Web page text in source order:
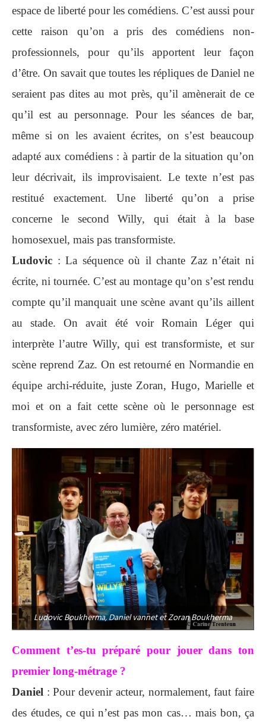
espace de liberté pour les comédiens. C’est aussi pour
cette raison qu’on a pris des comédiens non-
professionnels, pour qu’ils apportent leur façon
d’être. On savait que toutes les répliques de Daniel ne
seraient pas dites au mot près, qu’il amènerait de ce
qu’il est au personnage. Pour les séances de bar,
même si on les avaient écrites, on s’est beaucoup
adapté aux comédiens : à partir de la situation qu’on
leur décrivait, ils improvisaient. Le texte n’est pas
restitué exactement. Une liberté qu’on a prise
concerne le second Willy, qui était à la base
homosexuel, mais pas transformiste.
Ludovic : La séquence où il chante Zaz n’était ni
écrite, ni tournée. C’est au montage qu’on s’est rendu
compte qu’il manquait une scène avant qu’ils aillent
au stade. On avait été voir Romain Léger qui
interprète l’autre Willy, qui est transformiste, et sur
scène reprend Zaz. On est retourné en Normandie en
équipe archi-réduite, juste Zoran, Hugo, Marielle et
moi et on a fait cette scène où le personnage est
transformiste, avec zéro lumière, zéro matériel.
Ludovic Boukherma, Daniel vannet et Zoran Boukherma
Comment t’es-tu préparé pour jouer dans ton
premier long-métrage ?
Daniel : Pour devenir acteur, normalement, faut faire
des études, ce qui n’est pas mon cas… mais bon, ça